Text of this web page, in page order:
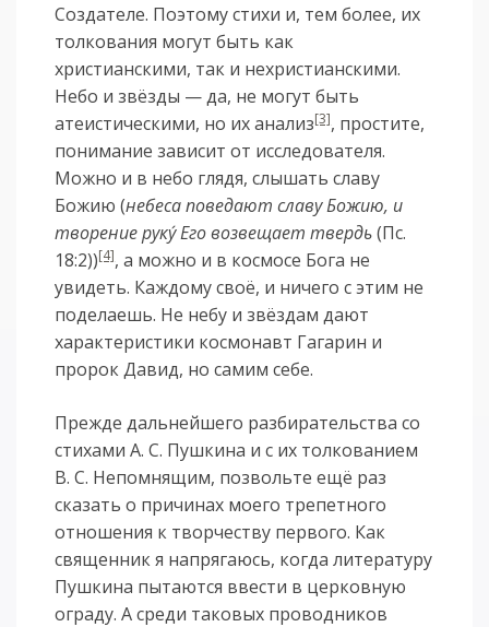
Создателе. Поэтому стихи и, тем более, их
толкования могут быть как
христианскими, так и нехристианскими.
Небо и звёзды — да, не могут быть
атеистическими, но их анализ[3], простите,
понимание зависит от исследователя.
Можно и в небо глядя, слышать славу
Божию (небеса поведают славу Божию, и
творение рукуЕго возвещает твердь(Пс.
18:2))[4], а можно и в космосе Бога не
увидеть. Каждому своё, и ничего с этим не
поделаешь. Не небу и звёздам дают
характеристики космонавт Гагарин и
пророк Давид, но самим себе.
Прежде дальнейшего разбирательства со
стихами А. С. Пушкина и с их толкованием
В. С. Непомнящим, позвольте ещё раз
сказать о причинах моего трепетного
отношения к творчеству первого. Как
священник я напрягаюсь, когда литературу
Пушкина пытаются ввести в церковную
ограду. А среди таковых проводников